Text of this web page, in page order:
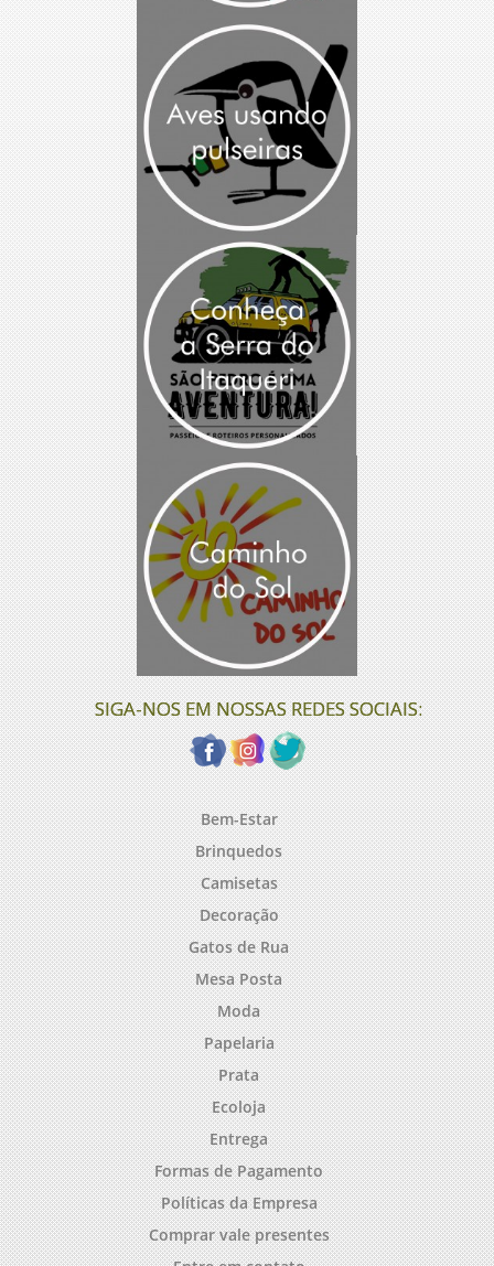
SIGA-NOS EM NOSSAS REDES SOCIAIS:
Bem-Estar
Brinquedos
Camisetas
Decoração
Gatos de Rua
Mesa Posta
Moda
Papelaria
Prata
Ecoloja
Entrega
Formas de Pagamento
Políticas da Empresa
Comprar vale presentes